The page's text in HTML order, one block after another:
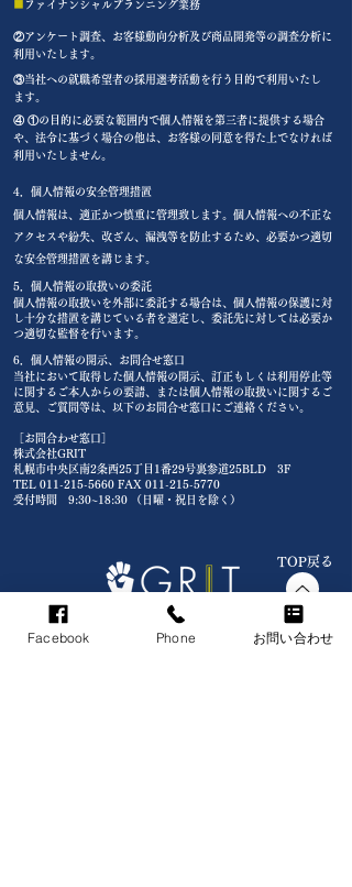
ファイナンシャルプランニング業務
②アンケート調査、お客様動向分析及び商品開発等の調査分析に
利用いたします。
③当社への就職希望者の採用選考活動を行う目的で利用いたし
ます。
④ ①の目的に必要な範囲内で個人情報を第三者に提供する場合
や、法令に基づく場合の他は、お客様の同意を得た上でなければ
利用いたしません。
4．個人情報の安全管理措置
個人情報は、適正かつ慎重に管理致します。個人情報への不正な
アクセスや紛失、改ざん、漏洩等を防止するため、必要かつ適切
な安全管理措置を講じます。
5． 個人情報の取扱いの委託
個人情報の取扱いを外部に委託する場合は、個人情報の保護に対
し十分な措置を講じている者を選定し、委託先に対しては必要か
つ適切な監督を行います。
6．個人情報の開示、お問合せ窓口
当社において取得した個人情報の開示、訂正もしくは利用停止等
に関するご本人からの要請、または個人情報の取扱いに関するご
意見、ご質問等は、以下のお問合せ窓口にご連絡ください。
［お問合わせ窓口］
株式会社GRIT
札幌市中央区南2条西25丁目1番29号裏参道25BLD 3F
TEL 011-215-5660 FAX 011-215-5770
受付時間 9:30~18:30 （日曜・祝日を除く）
TOP戻る
人生のシーンに、深く関わる“不動産”をより快適に。
Facebook Phone お問い合わせ